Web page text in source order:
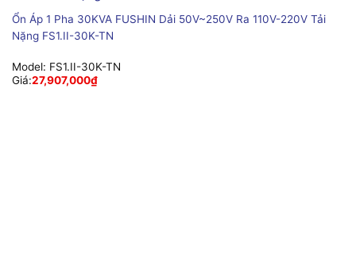
Ổn Áp 1 Pha 30KVA FUSHIN Dải 50V~250V Ra 110V-220V Tải
Nặng FS1.II-30K-TN
Model: FS1.II-30K-TN
Giá:27,907,000₫